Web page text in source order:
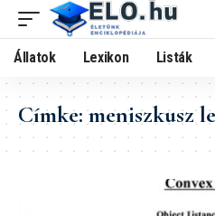
Állatok Lexikon Listák
Címke:meniszkusz